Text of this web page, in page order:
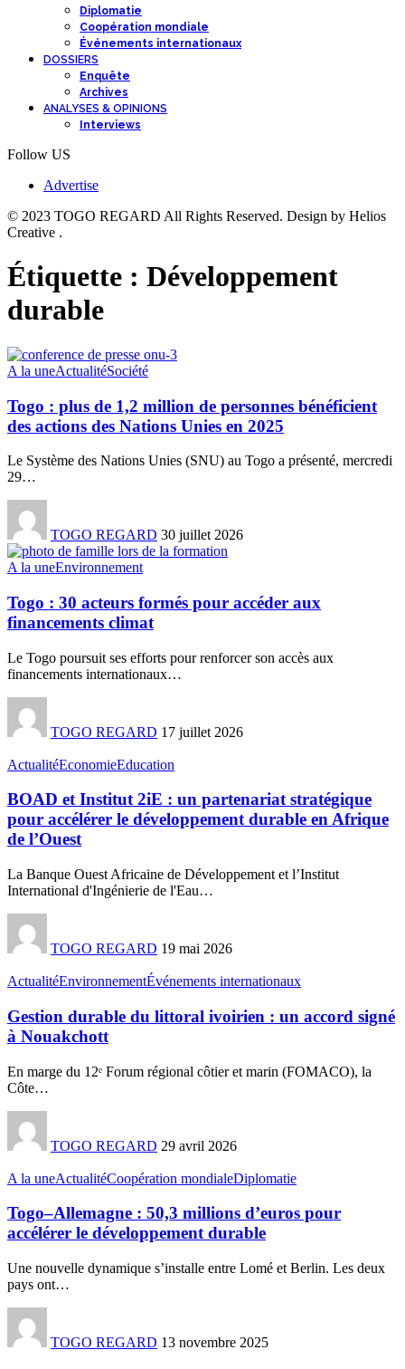
Diplomatie
Coopération mondiale
Événements internationaux
DOSSIERS
Enquête
Archives
ANALYSES & OPINIONS
Interviews
Follow US
Advertise
© 2023 TOGO REGARD All Rights Reserved. Design by Helios
Creative .
Étiquette : Développement
durable
A la uneActualitéSociété
Togo : plus de 1,2 million de personnes bénéficient
des actions des Nations Unies en 2025
Le Système des Nations Unies (SNU) au Togo a présenté, mercredi
29…
TOGO REGARD 30 juillet 2026
A la uneEnvironnement
Togo : 30 acteurs formés pour accéder aux
financements climat
Le Togo poursuit ses efforts pour renforcer son accès aux
financements internationaux…
TOGO REGARD 17 juillet 2026
ActualitéEconomieEducation
BOAD et Institut 2iE : un partenariat stratégique
pour accélérer le développement durable en Afrique
de l’Ouest
La Banque Ouest Africaine de Développement et l’Institut
International d'Ingénierie de l'Eau…
TOGO REGARD 19 mai 2026
ActualitéEnvironnementÉvénements internationaux
Gestion durable du littoral ivoirien : un accord signé
à Nouakchott
En marge du 12ᵉ Forum régional côtier et marin (FOMACO), la
Côte…
TOGO REGARD 29 avril 2026
A la uneActualitéCoopération mondialeDiplomatie
Togo–Allemagne : 50,3 millions d’euros pour
accélérer le développement durable
Une nouvelle dynamique s’installe entre Lomé et Berlin. Les deux
pays ont…
TOGO REGARD 13 novembre 2025